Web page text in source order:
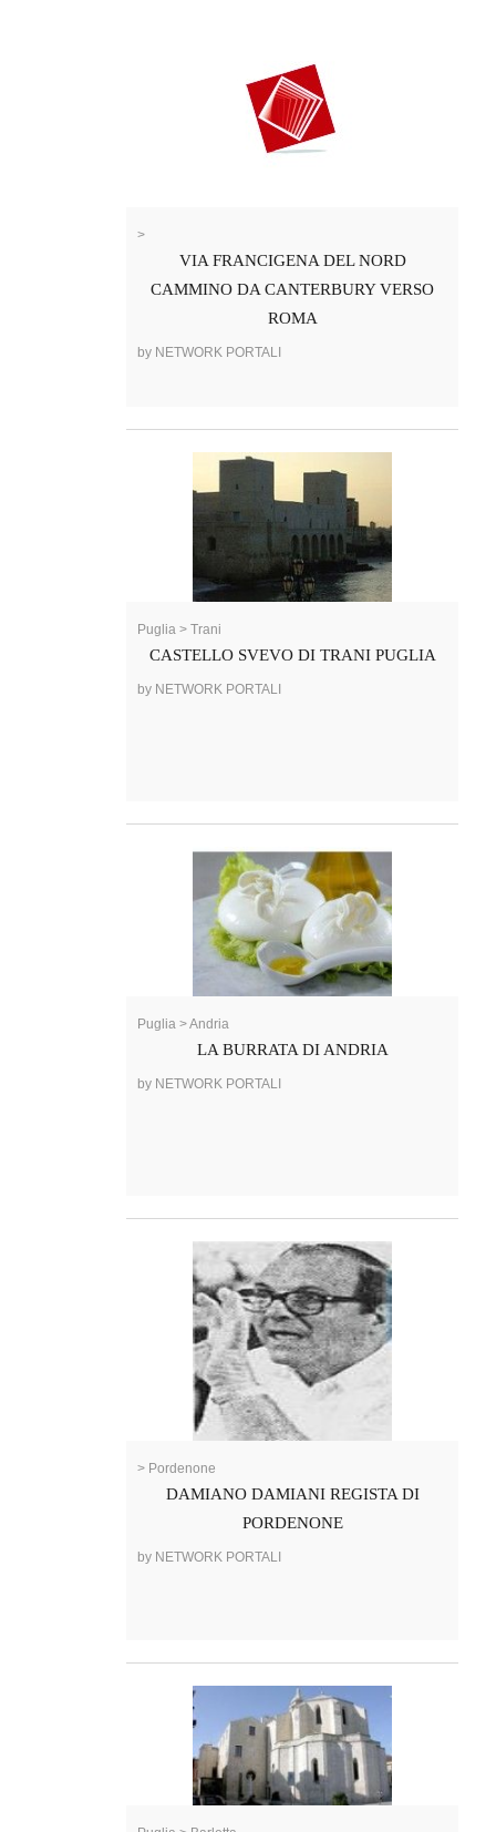
>
VIA FRANCIGENA DEL NORD
CAMMINO DA CANTERBURY VERSO
ROMA
by NETWORK PORTALI
Puglia > Trani
CASTELLO SVEVO DI TRANI PUGLIA
by NETWORK PORTALI
Puglia > Andria
LA BURRATA DI ANDRIA
by NETWORK PORTALI
> Pordenone
DAMIANO DAMIANI REGISTA DI
PORDENONE
by NETWORK PORTALI